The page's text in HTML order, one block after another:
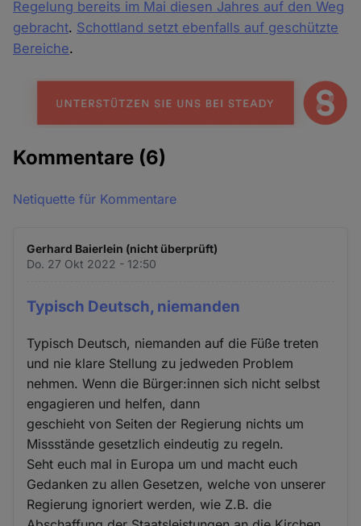
Regelung bereits im Mai diesen Jahres auf den Weg
gebracht. Schottland setzt ebenfalls auf geschützte
Bereiche.
Kommentare (6)
Netiquette für Kommentare
Gerhard Baierlein (nicht überprüft)
Do. 27 Okt 2022 - 12:50
Typisch Deutsch, niemanden
Typisch Deutsch, niemanden auf die Füße treten
und nie klare Stellung zu jedweden Problem
nehmen. Wenn die Bürger:innen sich nicht selbst
engagieren und helfen, dann
geschieht von Seiten der Regierung nichts um
Missstände gesetzlich eindeutig zu regeln.
Seht euch mal in Europa um und macht euch
Gedanken zu allen Gesetzen, welche von unserer
Regierung ignoriert werden, wie Z.B. die